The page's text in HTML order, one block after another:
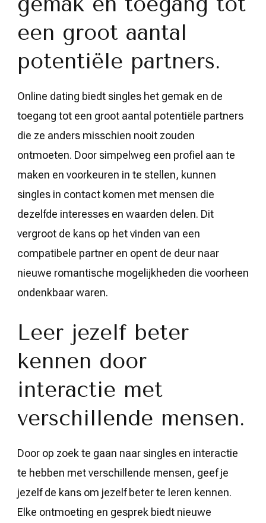
een groot aantal
potentiële partners.
Online dating biedt singles het gemak en de
toegang tot een groot aantal potentiële partners
die ze anders misschien nooit zouden
ontmoeten. Door simpelweg een profiel aan te
maken en voorkeuren in te stellen, kunnen
singles in contact komen met mensen die
dezelfde interesses en waarden delen. Dit
vergroot de kans op het vinden van een
compatibele partner en opent de deur naar
nieuwe romantische mogelijkheden die voorheen
ondenkbaar waren.
Leer jezelf beter
kennen door
interactie met
verschillende mensen.
Door op zoek te gaan naar singles en interactie
te hebben met verschillende mensen, geef je
jezelf de kans om jezelf beter te leren kennen.
Elke ontmoeting en gesprek biedt nieuwe